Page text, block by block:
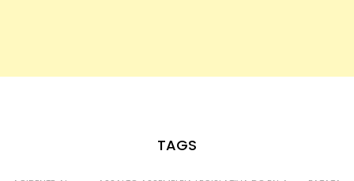
TAGS